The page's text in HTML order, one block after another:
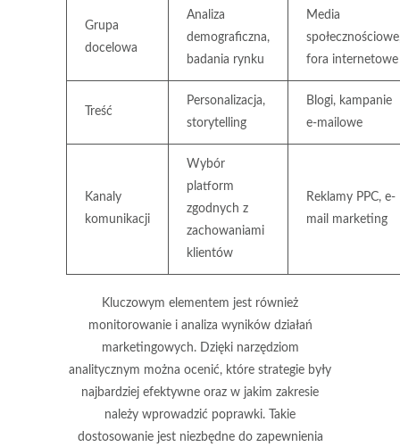
Grupa
docelowa
Analiza
demograficzna,
badania rynku
Media
fora internetowe
Treść
Personalizacja,
storytelling
Blogi, kampanie
e-mailowe
Kanaly
komunikacji
Wybór
platform
zgodnych z
zachowaniami
klientów
Reklamy PPC, e-
mail marketing
Kluczowym elementem jest również
monitorowanie i analiza wyników działań
marketingowych. Dzięki narzędziom
analitycznym można ocenić, które strategie były
najbardziej efektywne oraz w jakim zakresie
należy wprowadzić poprawki. Takie
dostosowanie jest niezbędne do zapewnienia